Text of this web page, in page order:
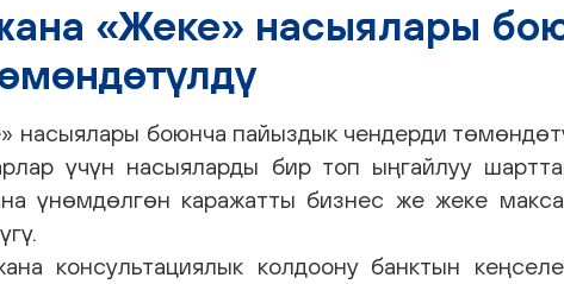
«Жеке» насыялары
насыялары боюнча пайыздык чендерди
үчүн насыяларды бир топ ыңгайлуу
үнөмдөлгөн каражатты бизнес же жеке
консультациялык колдоону банктын